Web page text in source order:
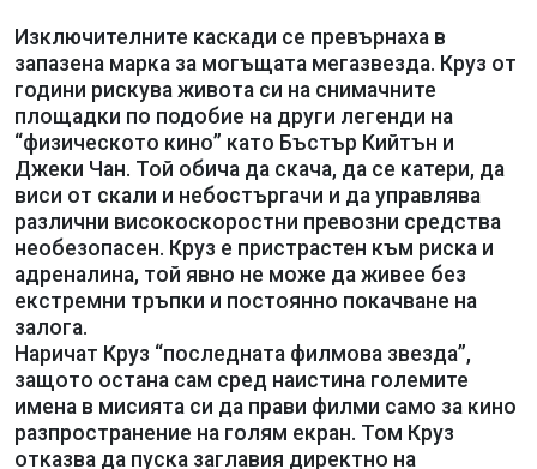
Изключителните каскади се превърнаха в
запазена марка за могъщата мегазвезда. Круз от
години рискува живота си на снимачните
площадки по подобие на други легенди на
“физическото кино” като Бъстър Кийтън и
Джеки Чан. Той обича да скача, да се катери, да
виси от скали и небостъргачи и да управлява
различни високоскоростни превозни средства
необезопасен. Круз е пристрастен към риска и
адреналина, той явно не може да живее без
екстремни тръпки и постоянно покачване на
залога.
Наричат Круз “последната филмова звезда”,
защото остана сам сред наистина големите
имена в мисията си да прави филми само за кино
разпространение на голям екран. Том Круз
отказва да пуска заглавия директно на